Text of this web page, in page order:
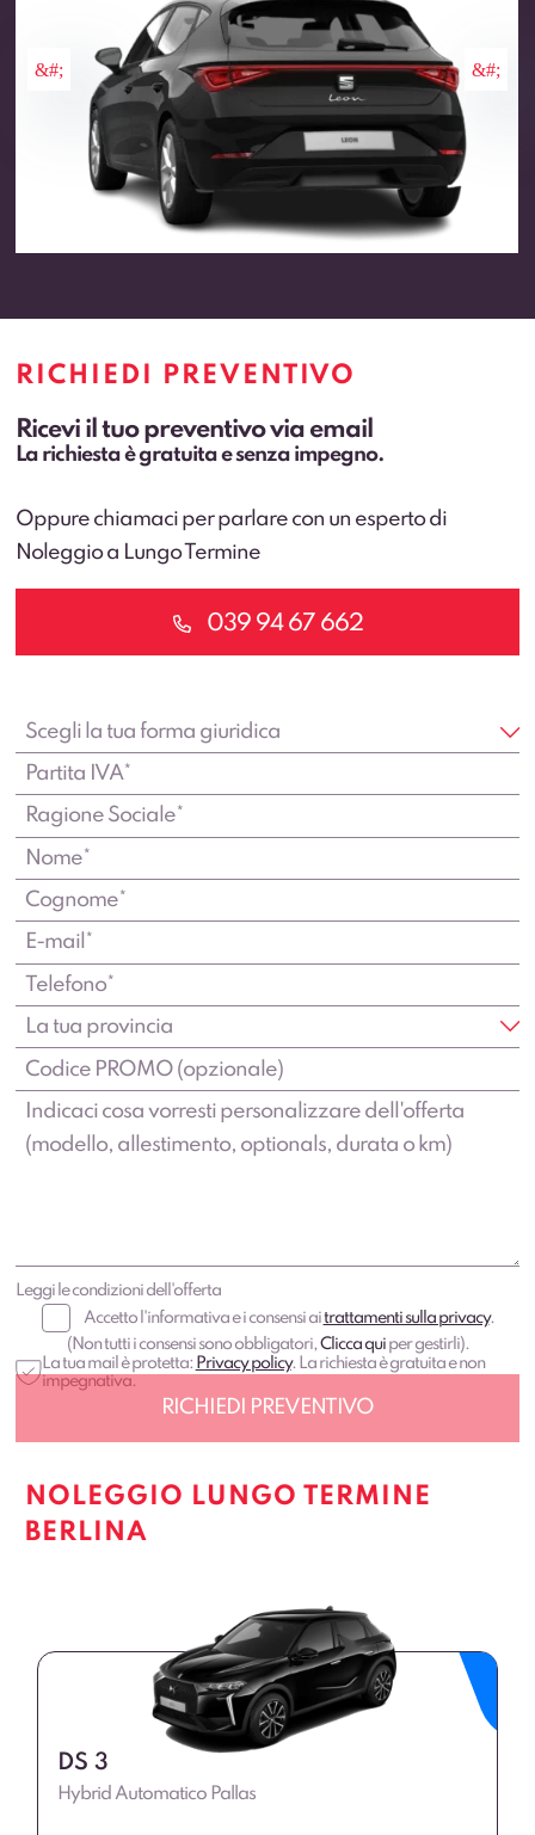
RICHIEDI PREVENTIVO
Ricevi il tuo preventivo via email
La richiesta è gratuita e senza impegno.
Oppure chiamaci per parlare con un esperto di
Noleggio a Lungo Termine
039 94 67 662
Leggi le condizioni dell'offerta
Accetto l'informativa e i consensi aitrattamenti sulla privacy.
(Non tutti i consensi sono obbligatori,Clicca quiper gestirli).
La tua mail è protetta: Privacy policy. La richiesta è gratuita e non
impegnativa.
NOLEGGIO LUNGO TERMINE
BERLINA
DS 3
Hybrid Automatico Pallas